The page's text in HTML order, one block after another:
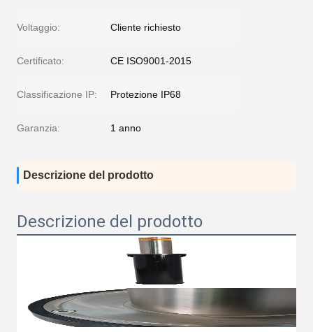
Voltaggio: Cliente richiesto
Certificato: CE ISO9001-2015
Classificazione IP: Protezione IP68
Garanzia: 1 anno
Descrizione del prodotto
Descrizione del prodotto